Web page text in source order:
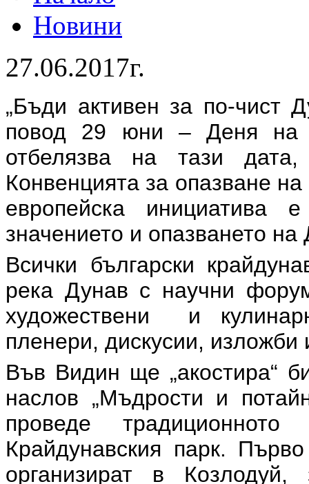
Новини
27.06.2017г.
„Бъди активен за по-чист
повод 29 юни – Деня на
отбелязва на тази
Конвенцията за опазване
европейска инициатива
значението и опазването
Всички български
река Дунав с научни
художествени и
пленери, дискусии, изложби
Във Видин ще „акостира“
наслов „Мъдрости и
проведе
Крайдунавския парк.
организират в